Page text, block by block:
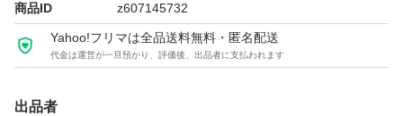
その他、使用に伴う傷はありますが
操作に支障はありません。
発売から年数が経っていますので、
商品ID z607145732
Yahoo!フリマは全品送料無料・匿名配送
代金は運営が一旦預かり、評価後、出品者に支払われます
出品者